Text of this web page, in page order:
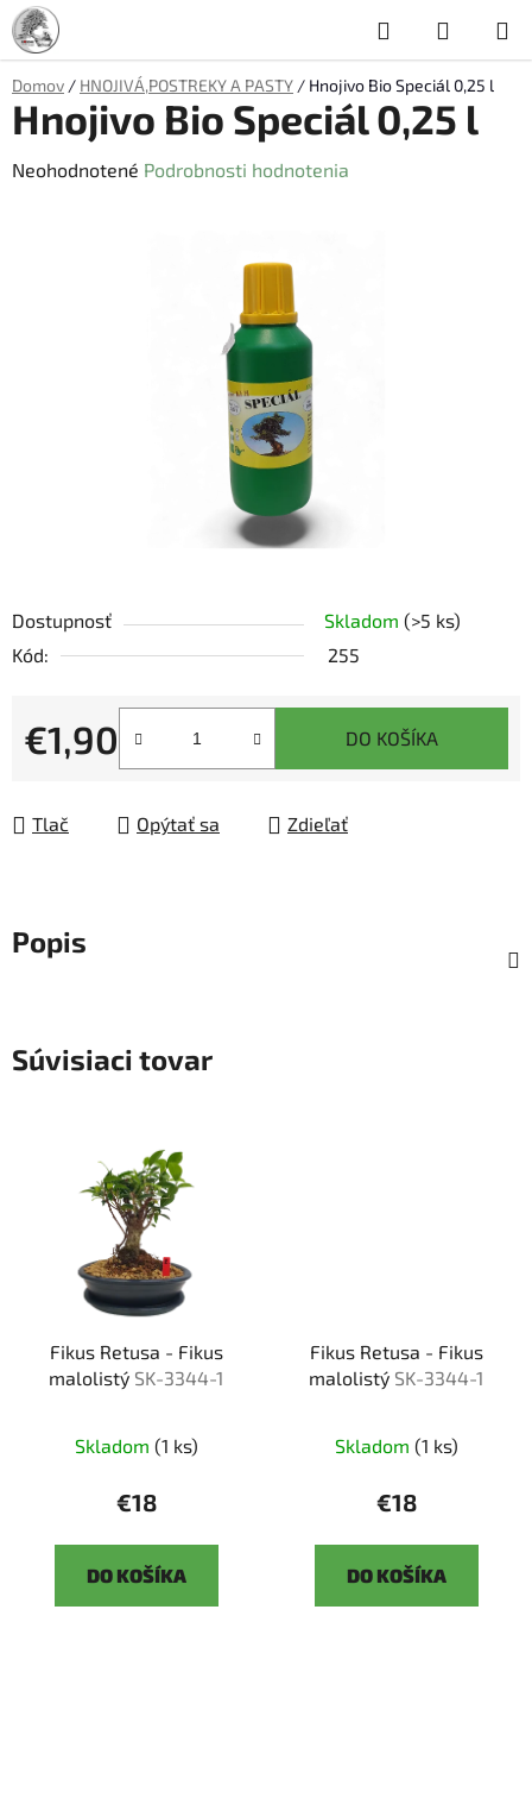
Prejsť
na
obsah
Hľadať
KOŠÍK
Domov / HNOJIVÁ,POSTREKY A PASTY / Hnojivo Bio Speciál 0,25 l
Dostupnosť Skladom (>5 ks)
Kód:
255
€1,90
Jednotková cena:
DO KOŠÍKA
Tlač Opýtať sa Zdieľať
Hnojivo Bio Speciál 0,25 l
Priemerné
Neohodnotené Podrobnosti hodnotenia
Popis
Súvisiaci tovar
Fikus Retusa - Fikus
malolistý SK-3344-1
Skladom (1 ks)
€18
DO KOŠÍKA
Fikus Retusa - Fikus
malolistý SK-3344-1
Skladom (1 ks)
€18
DO KOŠÍKA